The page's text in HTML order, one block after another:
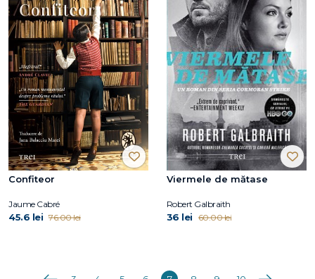
Confiteor
Jaume Cabré
45.6 lei 76.00 lei
Viermele de mătase
Robert Galbraith
36 lei 60.00 lei
Anterioara Următoarea